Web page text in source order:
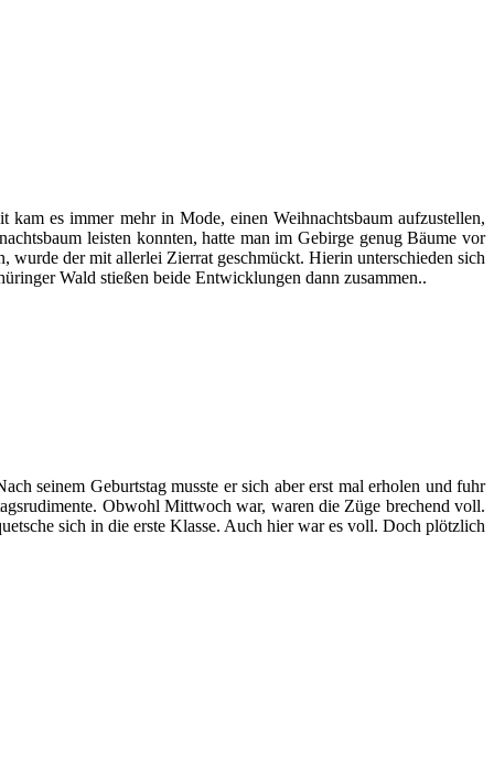
es immer mehr in Mode, einen Weihnachtsbaum aufzustellen,
leisten konnten, hatte man im Gebirge genug Bäume vor
wurde der mit allerlei Zierrat geschmückt. Hierin unterschieden sich
Wald stießen beide Entwicklungen dann zusammen..
seinem Geburtstag musste er sich aber erst mal erholen und fuhr
Obwohl Mittwoch war, waren die Züge brechend voll.
sich in die erste Klasse. Auch hier war es voll. Doch plötzlich